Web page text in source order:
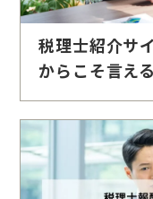
税理士紹介サ
からこそ言え